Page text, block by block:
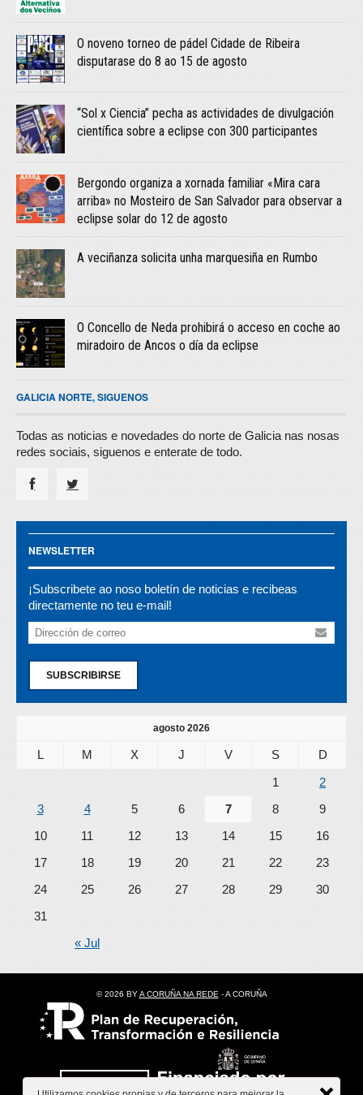
O noveno torneo de pádel Cidade de Ribeira
disputarase do 8 ao 15 de agosto
“Sol x Ciencia” pecha as actividades de divulgación
científica sobre a eclipse con 300 participantes
Bergondo organiza a xornada familiar «Mira cara
arriba» no Mosteiro de San Salvador para observar a
eclipse solar do 12 de agosto
A veciñanza solicita unha marquesiña en Rumbo
O Concello de Neda prohibirá o acceso en coche ao
miradoiro de Ancos o día da eclipse
GALICIA NORTE, SIGUENOS
Todas as noticias e novedades do norte de Galicia nas nosas
redes sociais, siguenos e enterate de todo.
NEWSLETTER
¡Subscribete ao noso boletín de noticias e recibeas
directamente no teu e-mail!
SUBSCRIBIRSE
agosto 2026
L M X J V S D
« Jul
1
2
3
4 5 6 7 8
9
10
11 12 13 14 15
16
17
18 19 20 21 22
23
24
25 26 27 28 29
30
31
© 2026 BYA CORUÑA NA REDE - A CORUÑA